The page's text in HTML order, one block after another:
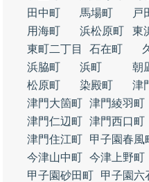
田中町
馬場町 戸
用海町
浜松原町 東
東町二丁目
石在町
浜脇町
浜町 朝
松原町
染殿町 津
津門大箇町 津門綾羽町
津門仁辺町 津門西口町
津門住江町
甲子園春風
今津山中町 今津上野町
甲子園砂田町
甲子園六